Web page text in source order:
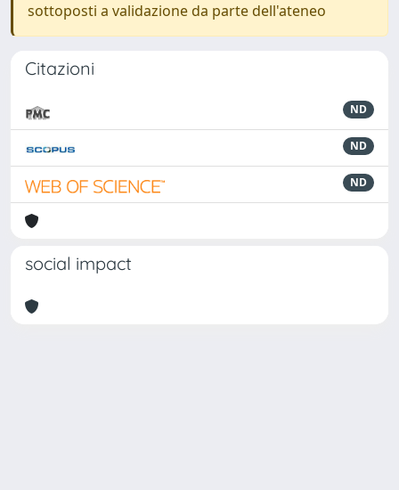
sottoposti a validazione da parte dell'ateneo
Citazioni
ND
ND
ND
social impact